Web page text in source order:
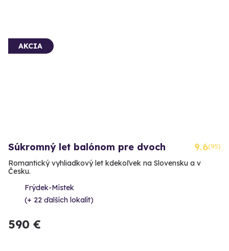
AKCIA
Súkromný let balónom pre dvoch 9.6(95)
Romantický vyhliadkový let kdekoľvek na Slovensku a v
Česku.
Frýdek-Místek
(+ 22 ďalších lokalít)
590 €